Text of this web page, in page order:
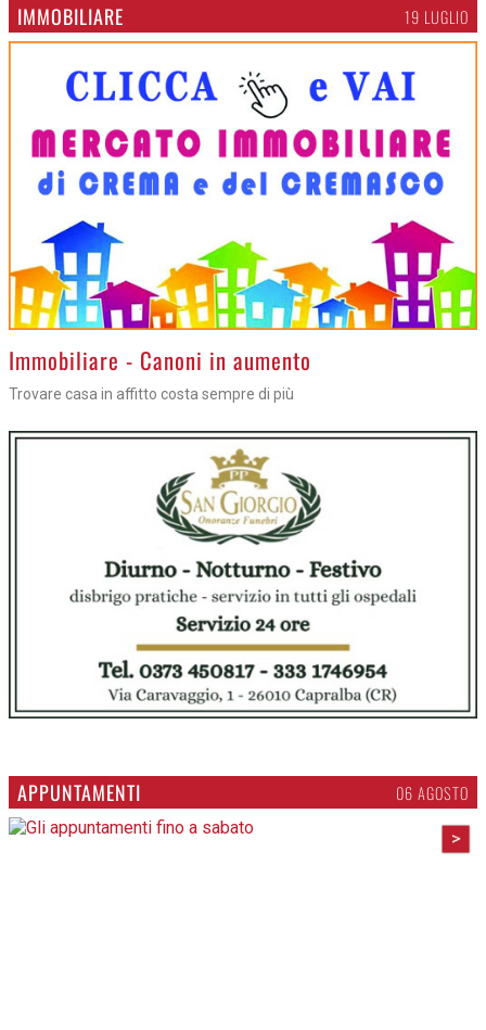
IMMOBILIARE 19 LUGLIO
>Immobiliare - Canoni in aumento
Trovare casa in affitto costa sempre di più
APPUNTAMENTI 06 AGOSTO
>